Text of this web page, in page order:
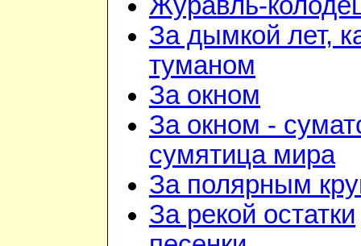
Журавль-
За дымкой лет,
туманом
За окном
За окном -
сумятица мира
За полярным
За рекой остатки